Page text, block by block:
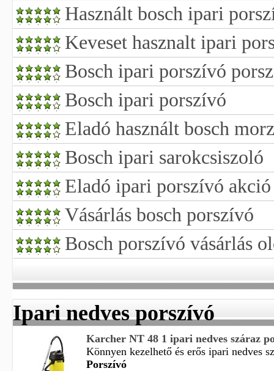
Használt bosch ipari
Keveset hasznalt ipari
Bosch ipari porszívó
Bosch ipari porszívó
Eladó használt bosch
Bosch ipari sarokcsiszoló
Eladó ipari porszívó akció
Vásárlás bosch porszívó
Bosch porszívó vásárlás
Ipari nedves porszívó
Karcher NT 48 1 ipari nedves száraz
Könnyen kezelhető és erős ipari nedves
Porszívó